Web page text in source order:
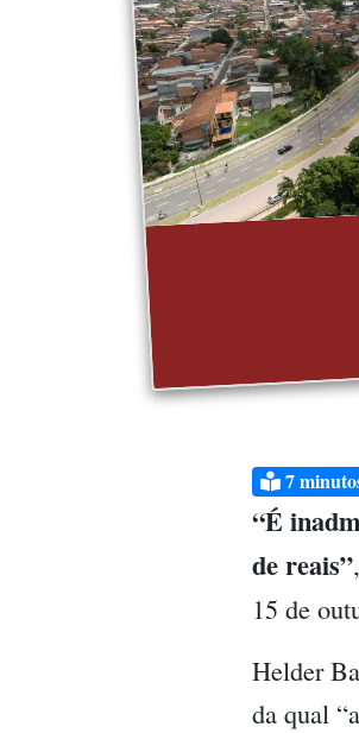
7
“É
de reais”
15 de
Helder
da qual